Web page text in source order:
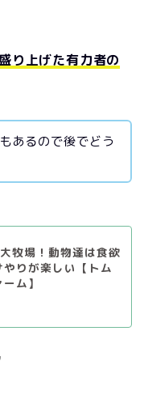
り上げた有力者の
あるので後でどう
牧場！動物達は食欲
やりが楽しい【トム
ム】